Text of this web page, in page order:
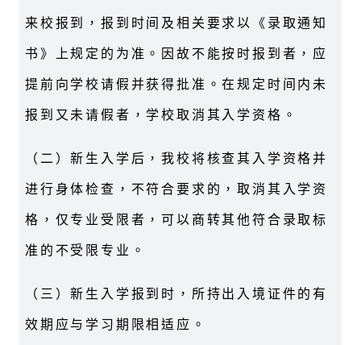
来校报到，报到时间及相关要求以《录取通知
书》上规定的为准。因故不能按时报到者，应
提前向学校请假并获得批准。在规定时间内未
报到又未请假者，学校取消其入学资格。
（二）新生入学后，我校将核查其入学资格并
进行身体检查，不符合要求的，取消其入学资
格，仅专业受限者，可以商转其他符合录取标
准的不受限专业。
（三）新生入学报到时，所持出入境证件的有
效期应与学习期限相适应。